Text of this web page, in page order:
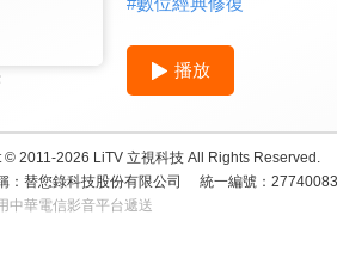
播放
© 2011-2026 LiTV 立視科技 All Rights Reserved.
：替您錄科技股份有限公司
統一編號：
中華電信影音平台遞送